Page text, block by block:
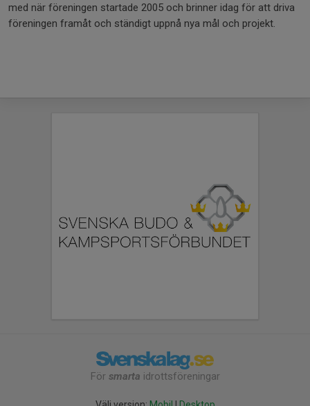
med när föreningen startade 2005 och brinner idag för att driva
föreningen framåt och ständigt uppnå nya mål och projekt.
För smarta idrottsföreningar